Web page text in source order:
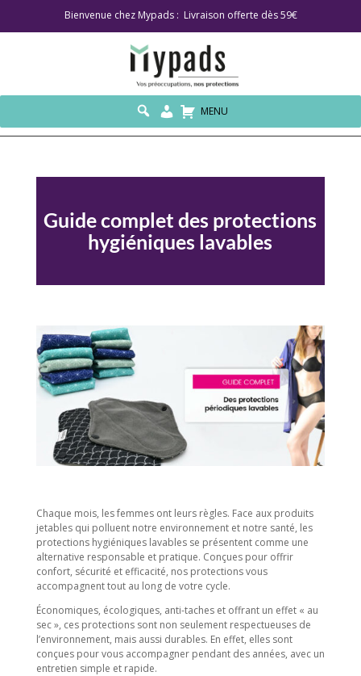
Bienvenue chez Mypads : Livraison offerte dès 59€
MENU
Guide complet des protections
hygiéniques lavables
Chaque mois, les femmes ont leurs règles. Face aux produits
jetables qui polluent notre environnement et notre santé, les
protections hygiéniques lavables se présentent comme une
alternative responsable et pratique. Conçues pour offrir
confort, sécurité et efficacité, nos protections vous
accompagnent tout au long de votre cycle.
Économiques, écologiques, anti-taches et offrant un effet « au
sec », ces protections sont non seulement respectueuses de
l’environnement, mais aussi durables. En effet, elles sont
conçues pour vous accompagner pendant des années, avec un
entretien simple et rapide.